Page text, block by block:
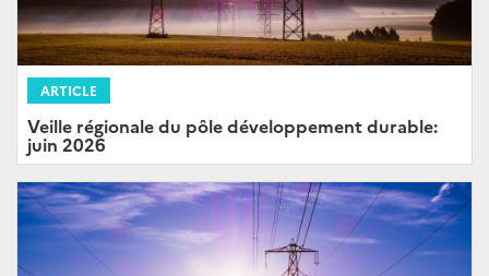
ARTICLE
Veille régionale du pôle développement durable:
juin 2026